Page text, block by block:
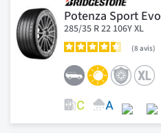
Potenza Sport Evo
285/35 R 22 106Y XL
8 avis